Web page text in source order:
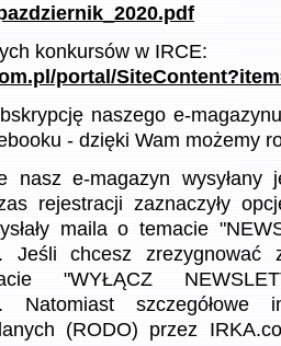
konkursów w IRCE:
portal/
naszego e-
- dzięki Wam możemy
nasz e-magazyn
rejestracji zaznaczyły
maila o temacie
Jeśli chcesz zrezygnować
"WYŁĄCZ
Natomiast szczegółowe
(RODO) przez